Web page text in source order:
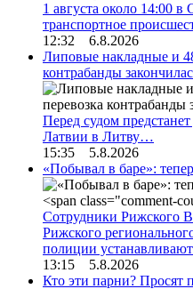
1 августа около 14:00
транспортное
12:32 6.8.2026
Липовые накладные и
контрабанды
Перед судом
Латвии в Литву…
15:35 5.8.2026
«Побывал в баре»:
Сотрудники Рижского
Рижского
полиции
13:15 5.8.2026
Кто эти парни? Просят